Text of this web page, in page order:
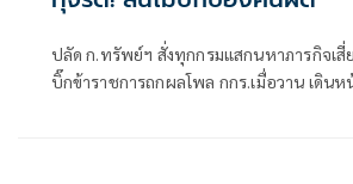
ปลัด ก.ทรัพย์ฯ สั่งทุกกรมแสกนหาภารกิจเสี่
บิ๊กข้าราชการถกผลโพล กกร.เมื่อวาน เดินห